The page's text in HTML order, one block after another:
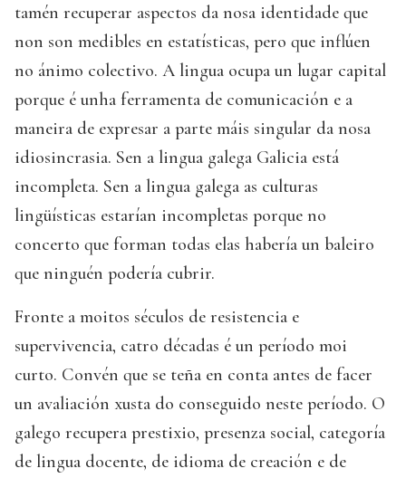
tamén recuperar aspectos da nosa identidade que
non son medibles en estatísticas, pero que inflúen
no ánimo colectivo. A lingua ocupa un lugar capital
porque é unha ferramenta de comunicación e a
maneira de expresar a parte máis singular da nosa
idiosincrasia. Sen a lingua galega Galicia está
incompleta. Sen a lingua galega as culturas
lingüísticas estarían incompletas porque no
concerto que forman todas elas habería un baleiro
que ninguén podería cubrir.
Fronte a moitos séculos de resistencia e
supervivencia, catro décadas é un período moi
curto. Convén que se teña en conta antes de facer
un avaliación xusta do conseguido neste período. O
galego recupera prestixio, presenza social, categoría
de lingua docente, de idioma de creación e de